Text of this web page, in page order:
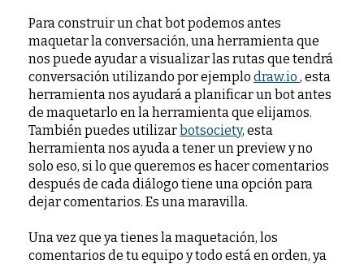
Para construir un chat bot podemos antes
maquetar la conversación, una herramienta que
nos puede ayudar a visualizar las rutas que tendrá
conversación utilizando por ejemplo draw.io , esta
herramienta nos ayudará a planificar un bot antes
de maquetarlo en la herramienta que elijamos.
También puedes utilizarbotsociety, esta
herramienta nos ayuda a tener un preview y no
solo eso, si lo que queremos es hacer comentarios
después de cada diálogo tiene una opción para
dejar comentarios. Es una maravilla.
Una vez que ya tienes la maquetación, los
comentarios de tu equipo y todo está en orden, ya